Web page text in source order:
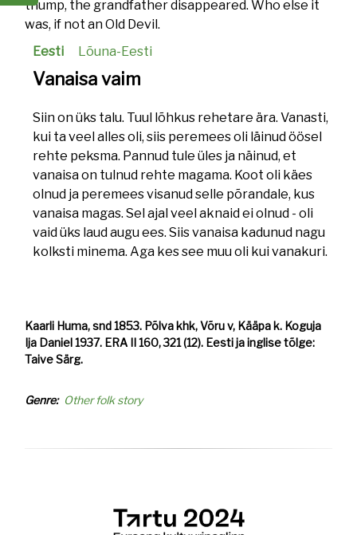
thump, the grandfather disappeared. Who else it
was, if not an Old Devil.
Eesti
Lõuna-Eesti
Vanaisa vaim
Siin on üks talu. Tuul lõhkus rehetare ära. Vanasti,
kui ta veel alles oli, siis peremees oli läinud öösel
rehte peksma. Pannud tule üles ja näinud, et
vanaisa on tulnud rehte magama. Koot oli käes
olnud ja peremees visanud selle põrandale, kus
vanaisa magas. Sel ajal veel aknaid ei olnud - oli
vaid üks laud augu ees. Siis vanaisa kadunud nagu
kolksti minema. Aga kes see muu oli kui vanakuri.
Kaarli Huma, snd 1853. Põlva khk, Võru v, Kääpa k. Koguja
Ija Daniel 1937. ERA II 160, 321 (12). Eesti ja inglise tõlge:
Taive Särg.
Genre Other folk story